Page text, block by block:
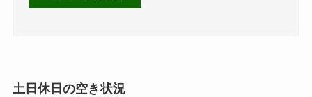
土日休日の空き状況